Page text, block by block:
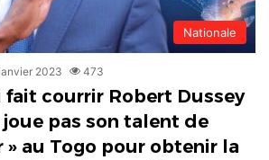
Nationale
2023 473
fait courrir Robert Dussey
pas son talent de
» au Togo pour obtenir la